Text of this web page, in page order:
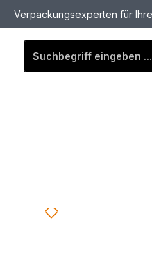
Zur
Verpackungsexperten für
Bildergalerie überspringen